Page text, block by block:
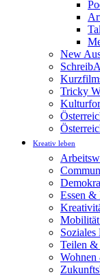
New
Tricky
Kreativ leben
Essen &
Soziales
Teilen &
Wohnen